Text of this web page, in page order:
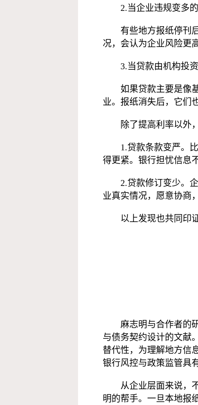
2.当企业违规变多
有些地方报纸停刊
况，会认为企业风险更
3.当贷款由机构投
如果贷款主要是像
业。报纸消失后，它们
除了提高利率以外
1.贷款条款变严。
得更紧。银行担忧信息
2.贷款修订变少。
业真实情况，愿意协商
以上发现也共同印
麻志明与合作者的
与债务契约设计的文献
替代性，为理解地方信
银行风控与政策监管具
从企业层面来说，
明的帮手。一旦本地报